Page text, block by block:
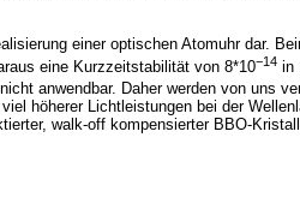
einer optischen Atomuhr dar.
eine Kurzzeitstabilität von 8*10−14 in
anwendbar. Daher werden von uns
höherer Lichtleistungen bei der
walk-off kompensierter BBO-